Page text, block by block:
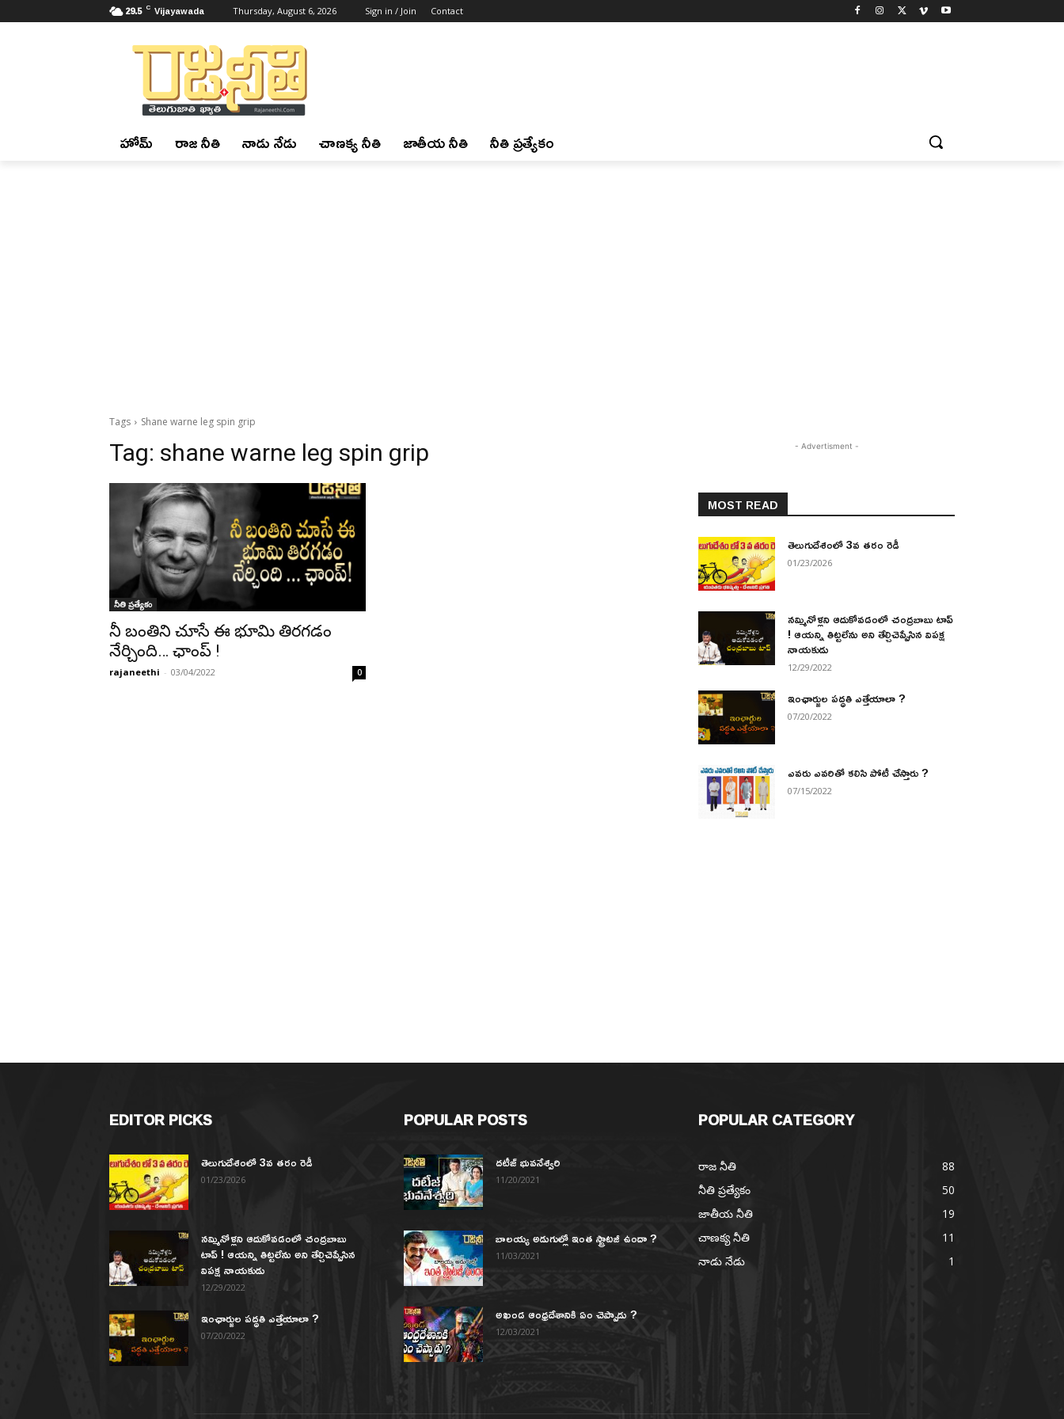
29.5 C Vijayawada Thursday, August 6, 2026 Sign in / Join Contact
హోమ్ రాజ నీతి నాడు నేడు చాణక్య నీతి జాతీయ నీతి నీతి ప్రత్యేకం
Tags Shane warne leg spin grip
Tag: shane warne leg spin grip
నీతి ప్రత్యేకం
నీ బంతిని చూసే ఈ భూమి తిరగడం
నేర్చింది… ఛాంప్ !
rajaneethi - 03/04/2022 0
- Advertisment -
MOST READ
తెలుగుదేశంలో 3వ తరం రెడీ
01/23/2026
నమ్మినోళ్లని ఆదుకోవడంలో చంద్రబాబు టాప్
! ఆయన్ని తిట్టలేను అని తేల్చిచెప్పేసిన విపక్ష
నాయకుడు
12/29/2022
ఇంఛార్జుల పద్ధతి ఎత్తేయాలా ?
07/20/2022
ఎవరు ఎవరితో కలిసి పోటీ చేస్తారు ?
07/15/2022
EDITOR PICKS
తెలుగుదేశంలో 3వ తరం రెడీ
01/23/2026
నమ్మినోళ్లని ఆదుకోవడంలో చంద్రబాబు
టాప్ ! ఆయన్ని తిట్టలేను అని తేల్చిచెప్పేసిన
విపక్ష నాయకుడు
12/29/2022
ఇంఛార్జుల పద్ధతి ఎత్తేయాలా ?
07/20/2022
POPULAR POSTS
దటీజ్ భువనేశ్వరి
11/20/2021
బాలయ్య అడుగుల్లో ఇంత స్ట్రాటజీ ఉందా ?
11/03/2021
అఖండ ఆంధ్రదేశానికి ఏం చెప్పాడు ?
12/03/2021
POPULAR CATEGORY
రాజ నీతి
88
నీతి ప్రత్యేకం
50
జాతీయ నీతి
19
చాణక్య నీతి
11
నాడు నేడు
1